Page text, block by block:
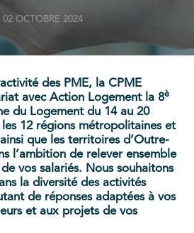
02 OCTOBRE 2024
des PME, la CPME
avec Action Logement la 8è
du Logement du 14 au 20
12 régions métropolitaines et
que les territoires d’Outre-
l’ambition de relever ensemble
vos salariés. Nous souhaitons
la diversité des activités
de réponses adaptées à vos
et aux projets de vos